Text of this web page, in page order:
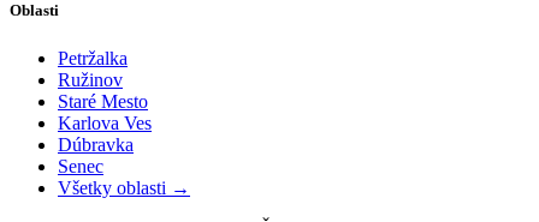
Oblasti
Petržalka
Ružinov
Staré Mesto
Karlova Ves
Dúbravka
Senec
Všetky oblasti →